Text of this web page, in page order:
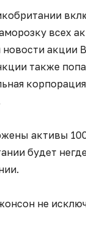
всех
новости акции
также
активы
будет
не